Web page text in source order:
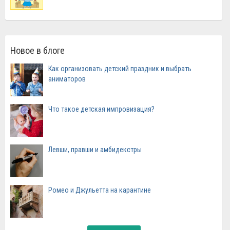
Новое в блоге
Как организовать детский праздник и выбрать
аниматоров
Что такое детская импровизация?
Левши, правши и амбидекстры
Ромео и Джульетта на карантине